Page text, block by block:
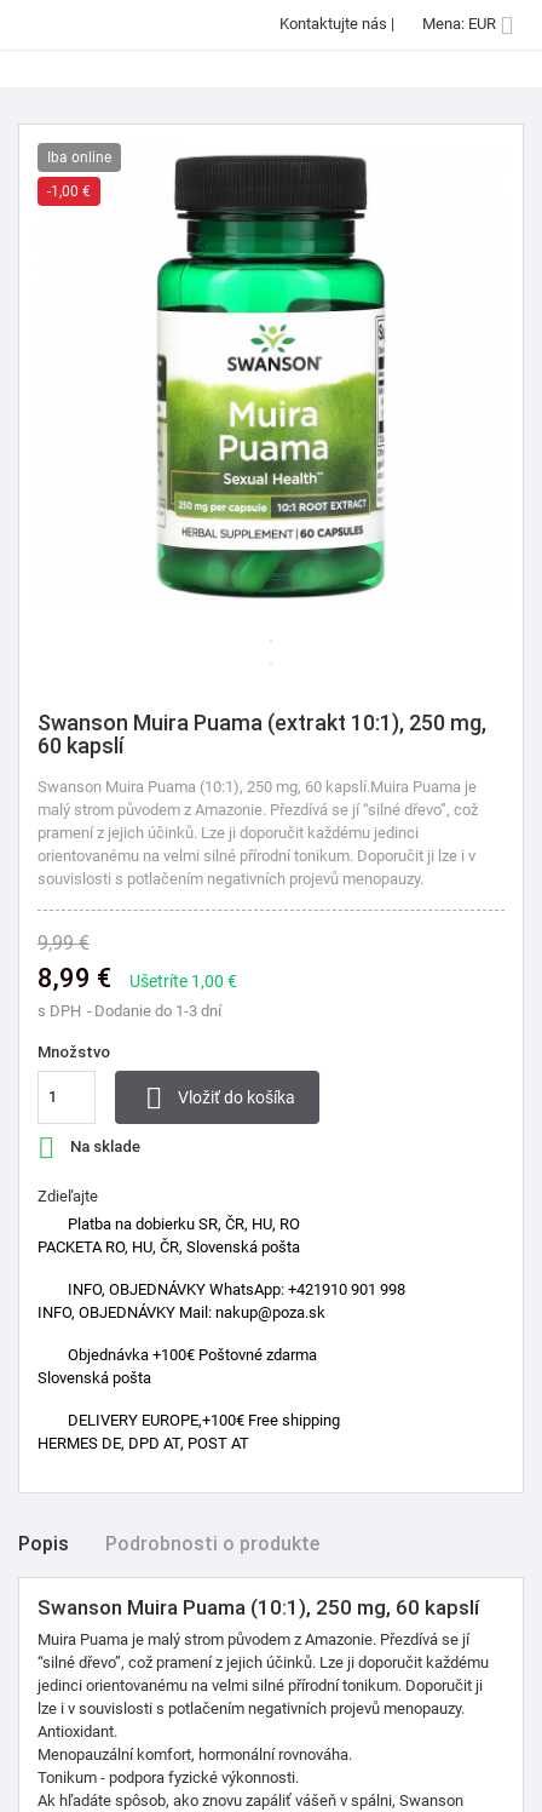
Kontaktujte nás | Mena: EUR 
Iba online
-1,00 €
Swanson Muira Puama (extrakt 10:1), 250 mg,
60 kapslí
Swanson Muira Puama (10:1), 250 mg, 60 kapslí.Muira Puama je
malý strom původem z Amazonie. Přezdívá se jí “silné dřevo”, což
pramení z jejich účinků. Lze ji doporučit každému jedinci
orientovanému na velmi silné přírodní tonikum. Doporučit ji lze i v
souvislosti s potlačením negativních projevů menopauzy.
9,99 €
8,99 € Ušetríte 1,00 €
s DPH Dodanie do 1-3 dní
Množstvo
 Vložiť do košíka
 Na sklade
Zdieľajte
Platba na dobierku SR, ČR, HU, RO
PACKETA RO, HU, ČR, Slovenská pošta
INFO, OBJEDNÁVKY WhatsApp: +421910 901 998
INFO, OBJEDNÁVKY Mail: nakup@poza.sk
Objednávka +100€ Poštovné zdarma
Slovenská pošta
DELIVERY EUROPE,+100€ Free shipping
HERMES DE, DPD AT, POST AT
Popis Podrobnosti o produkte
Swanson Muira Puama (10:1), 250 mg, 60 kapslí
Muira Puama je malý strom původem z Amazonie. Přezdívá se jí
“silné dřevo”, což pramení z jejich účinků. Lze ji doporučit každému
jedinci orientovanému na velmi silné přírodní tonikum. Doporučit ji
lze i v souvislosti s potlačením negativních projevů menopauzy.
Antioxidant.
Menopauzální komfort, hormonální rovnováha.
Tonikum - podpora fyzické výkonnosti.
Ak hľadáte spôsob, ako znovu zapáliť vášeň v spálni, Swanson